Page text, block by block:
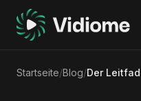
Startseite/Blog/